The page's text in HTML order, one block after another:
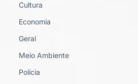
Cultura
Economia
Geral
Meio Ambiente
Polícia